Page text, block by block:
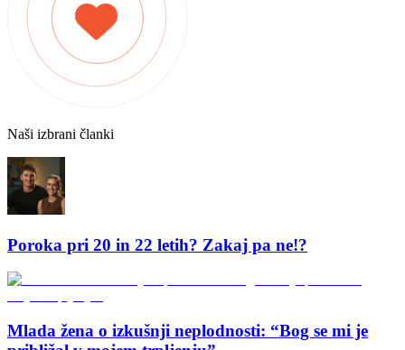
Naši izbrani članki
Poroka pri 20 in 22 letih? Zakaj pa ne!?
Mlada žena o izkušnji neplodnosti: “Bog se mi je